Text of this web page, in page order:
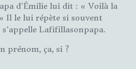
d'Émilie lui dit : « Voilà la
Il le lui répète si souvent
Lafifillasonpapa.
prénom, ça, si ?